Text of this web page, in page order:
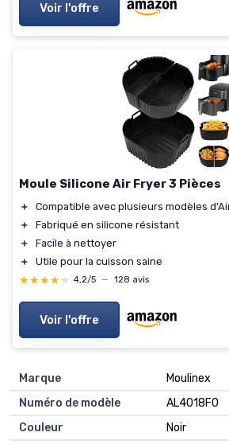
Voir l'offre
Moule Silicone Air Fryer 3 Pièces
＋
Compatible avec plusieurs modèles
＋
Fabriqué en silicone résistant
＋
Facile à nettoyer
＋
Utile pour la cuisson saine
★★★★★
★★★★★ 4,2/5 — 128 avis
Voir l'offre
Marque
‎Moulinex
Numéro de modèle
‎AL4018F0
Couleur
‎Noir